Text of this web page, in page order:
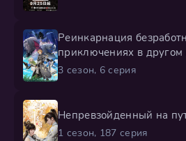
Реинкарнация
приключениях в другом
3 сезон, 6 серия
Непревзойденный на
1 сезон, 187 серия